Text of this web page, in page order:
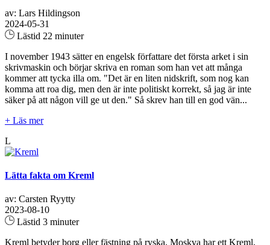
av: Lars Hildingson
2024-05-31
Lästid 22 minuter
I november 1943 sätter en engelsk författare det första arket i sin
skrivmaskin och börjar skriva en roman som han vet att många
kommer att tycka illa om. "Det är en liten nidskrift, som nog kan
komma att roa dig, men den är inte politiskt korrekt, så jag är inte
säker på att någon vill ge ut den." Så skrev han till en god vän...
+ Läs mer
L
Lätta fakta om Kreml
av: Carsten Ryytty
2023-08-10
Lästid 3 minuter
Kreml betyder borg eller fästning på ryska. Moskva har ett Kreml,